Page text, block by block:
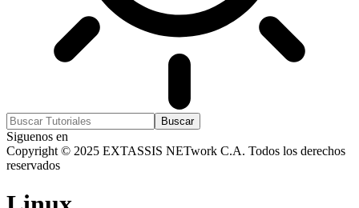
Siguenos en
Copyright © 2025 EXTASSIS NETwork C.A. Todos los derechos
reservados